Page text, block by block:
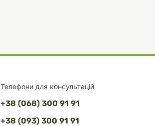
Телефони для консультацій
+38 (068) 300 91 91
+38 (093) 300 91 91